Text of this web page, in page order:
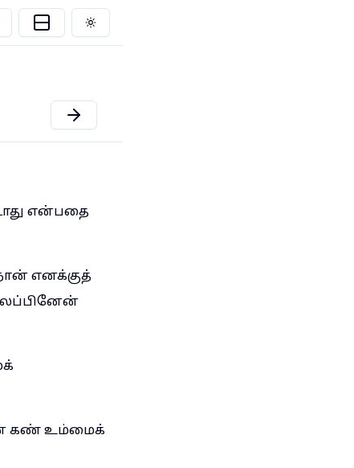
Toggle theme
என்பதை
எனக்குத்
கண் உம்மைக்